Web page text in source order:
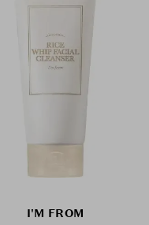
I'M FROM